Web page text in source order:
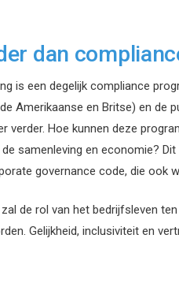
dan
is een degelijk compliance
Amerikaanse en Britse) en de
verder. Hoe kunnen deze
samenleving en economie?
governance code, die ook
de rol van het bedrijfsleven
Gelijkheid, inclusiviteit en